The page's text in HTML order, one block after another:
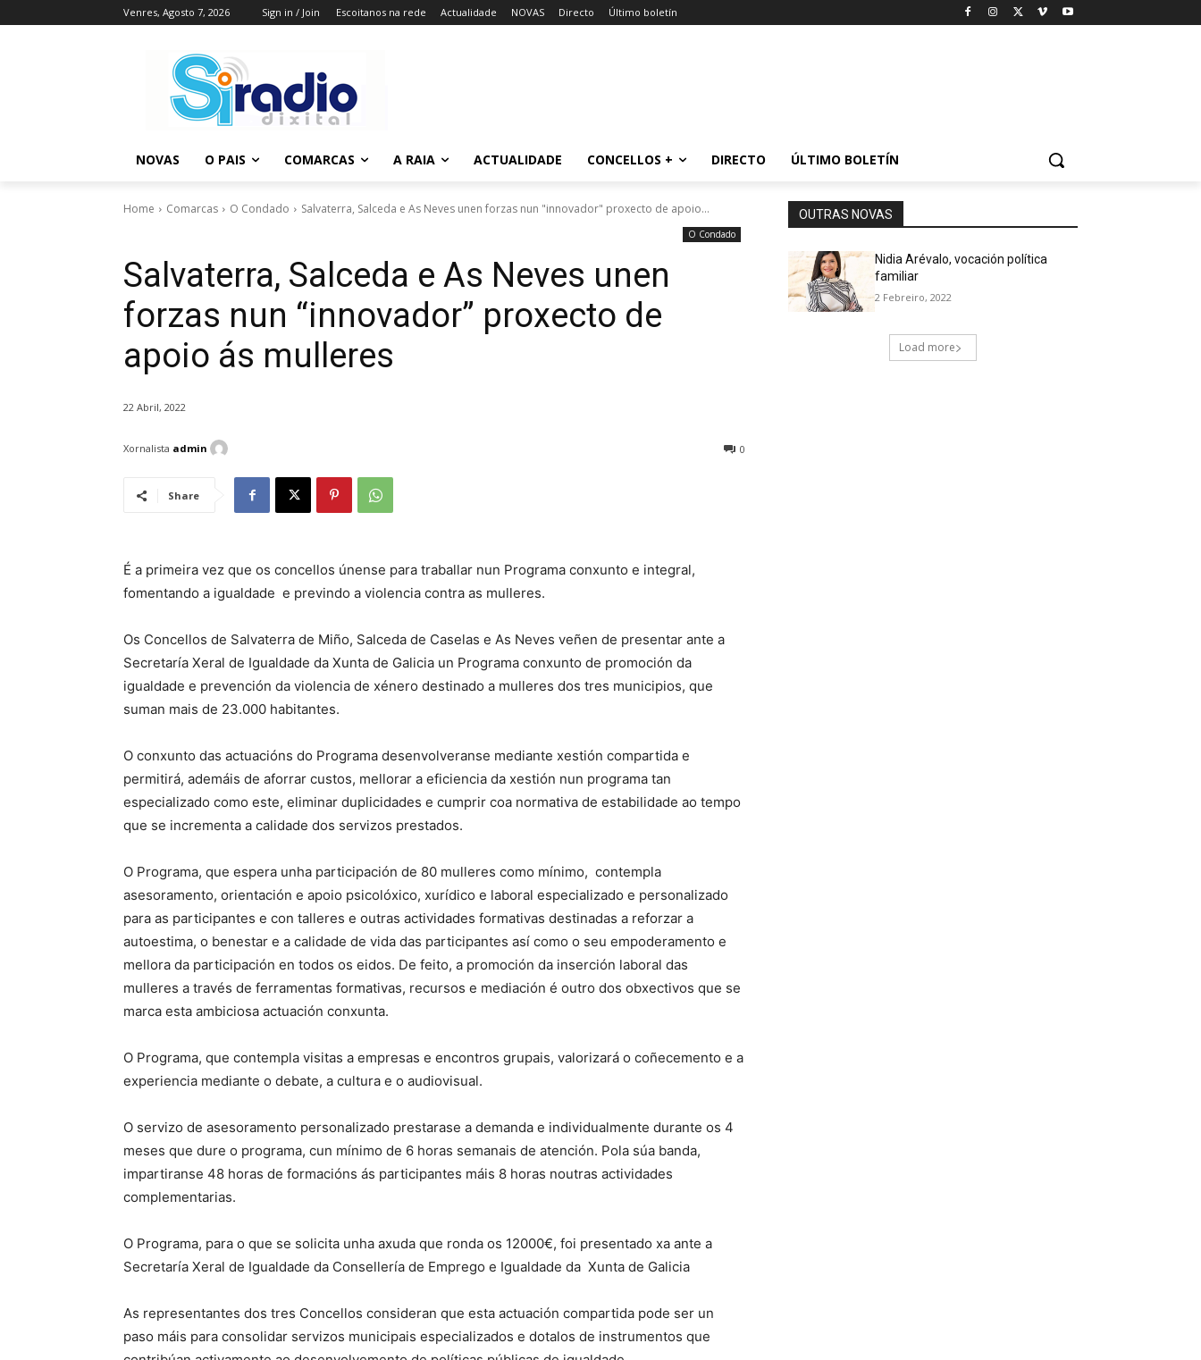
Venres, Agosto 7, 2026 Sign in / Join Escoitanos na rede Actualidade NOVAS Directo Último boletín
NOVAS O PAIS COMARCAS A RAIA ACTUALIDADE CONCELLOS + DIRECTO ÚLTIMO BOLETÍN
Home Comarcas O Condado Salvaterra, Salceda e As Neves unen forzas nun "innovador" proxecto de apoio...
O Condado
Salvaterra, Salceda e As Neves unen
forzas nun “innovador” proxecto de
apoio ás mulleres
22 Abril, 2022
0
Xornalista admin
Share
É a primeira vez que os concellos únense para traballar nun Programa conxunto e integral,
fomentando a igualdade e previndo a violencia contra as mulleres.
Os Concellos de Salvaterra de Miño, Salceda de Caselas e As Neves veñen de presentar ante a
Secretaría Xeral de Igualdade da Xunta de Galicia un Programa conxunto de promoción da
igualdade e prevención da violencia de xénero destinado a mulleres dos tres municipios, que
suman mais de 23.000 habitantes.
O conxunto das actuacións do Programa desenvolveranse mediante xestión compartida e
permitirá, ademáis de aforrar custos, mellorar a eficiencia da xestión nun programa tan
especializado como este, eliminar duplicidades e cumprir coa normativa de estabilidade ao tempo
que se incrementa a calidade dos servizos prestados.
O Programa, que espera unha participación de 80 mulleres como mínimo, contempla
asesoramento, orientación e apoio psicolóxico, xurídico e laboral especializado e personalizado
para as participantes e con talleres e outras actividades formativas destinadas a reforzar a
autoestima, o benestar e a calidade de vida das participantes así como o seu empoderamento e
mellora da participación en todos os eidos. De feito, a promoción da inserción laboral das
mulleres a través de ferramentas formativas, recursos e mediación é outro dos obxectivos que se
marca esta ambiciosa actuación conxunta.
O Programa, que contempla visitas a empresas e encontros grupais, valorizará o coñecemento e a
experiencia mediante o debate, a cultura e o audiovisual.
O servizo de asesoramento personalizado prestarase a demanda e individualmente durante os 4
meses que dure o programa, cun mínimo de 6 horas semanais de atención. Pola súa banda,
impartiranse 48 horas de formacións ás participantes máis 8 horas noutras actividades
complementarias.
O Programa, para o que se solicita unha axuda que ronda os 12000€, foi presentado xa ante a
Secretaría Xeral de Igualdade da Consellería de Emprego e Igualdade da Xunta de Galicia
As representantes dos tres Concellos consideran que esta actuación compartida pode ser un
paso máis para consolidar servizos municipais especializados e dotalos de instrumentos que
OUTRAS NOVAS
Nidia Arévalo, vocación política
familiar
2 Febreiro, 2022
Load more